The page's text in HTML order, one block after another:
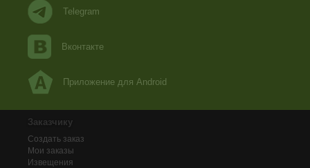
Telegram
Вконтакте
Приложение для Android
Заказчику
Создать заказ
Мои заказы
Извещения